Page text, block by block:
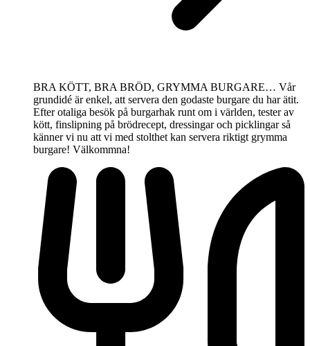
BRA KÖTT, BRA BRÖD, GRYMMA BURGARE… Vår
grundidé är enkel, att servera den godaste burgare du har ätit.
Efter otaliga besök på burgarhak runt om i världen, tester av
kött, finslipning på brödrecept, dressingar och picklingar så
känner vi nu att vi med stolthet kan servera riktigt grymma
burgare! Välkommna!